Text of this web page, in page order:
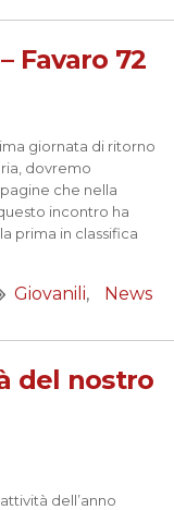
Favaro 72
giornata di ritorno
dovremo
che nella
incontro ha
prima in classifica
sette a zero e poi
Giovanili News
del nostro
dell’anno